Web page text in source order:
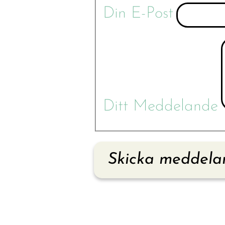
Din E-Post
Ditt Meddelande
Skicka